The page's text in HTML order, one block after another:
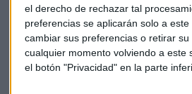
el derecho de rechazar tal
preferencias se aplicarán solo a
cambiar sus preferencias o retirar
cualquier momento volviendo a este
el botón "Privacidad" en la parte
Todo lo contrario ha ocurrido con
han disparado en Wall Street
Stanley haya elevado su precio
debido a las ventajas que puede